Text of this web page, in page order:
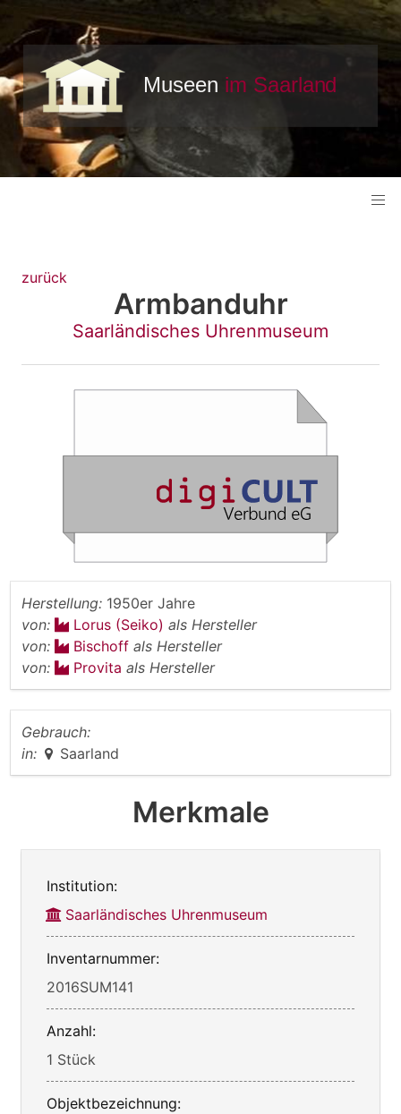
zurück
Armbanduhr
Saarländisches Uhrenmuseum
Herstellung: 1950er Jahre
von:
Lorus (Seiko) als Hersteller
von:
Bischoff als Hersteller
von:
Provita als Hersteller
Gebrauch:
in:
Saarland
Merkmale
Institution:
Saarländisches Uhrenmuseum
Inventarnummer:
2016SUM141
Anzahl:
1 Stück
Objektbezeichnung: